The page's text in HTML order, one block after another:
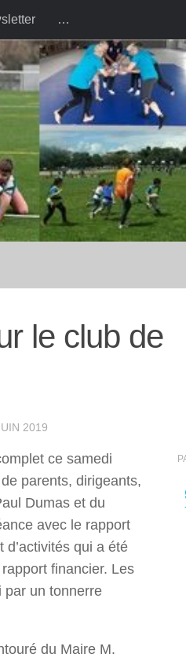
…
le club de
2019
ce samedi
parents, dirigeants,
Dumas et du
avec le rapport
qui a été
financier. Les
par un tonnerre
du Maire M.